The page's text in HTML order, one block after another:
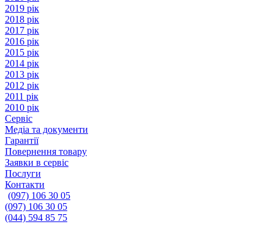
2019 рік
2018 рік
2017 рік
2016 рік
2015 рік
2014 рік
2013 рік
2012 рік
2011 рік
2010 рік
Сервіс
Медіа та документи
Гарантії
Повернення товару
Заявки в сервіс
Послуги
Контакти
(097) 106 30 05
(097) 106 30 05
(044) 594 85 75